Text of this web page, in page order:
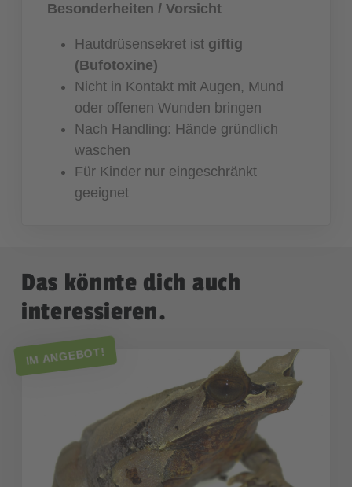
Besonderheiten / Vorsicht
Hautdrüsensekret ist giftig
(Bufotoxine)
Nicht in Kontakt mit Augen, Mund
oder offenen Wunden bringen
Nach Handling: Hände gründlich
waschen
Für Kinder nur eingeschränkt
geeignet
Das könnte dich auch
interessieren.
IM ANGEBOT!